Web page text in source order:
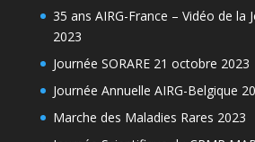
35 ans AIRG-France – Vidéo de la
2023
Journée SORARE 21 octobre 2023
Journée Annuelle AIRG-Belgique
Marche des Maladies Rares 2023